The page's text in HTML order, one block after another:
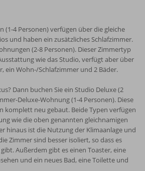
(1-4 Personen) verfügen über die gleiche
und haben ein zusätzliches Schlafzimmer.
(2-8 Personen). Dieser Zimmertyp
wie das Studio, verfügt aber über
ein Wohn-/Schlafzimmer und 2 Bäder.
Dann buchen Sie ein Studio Deluxe (2
Deluxe-Wohnung (1-4 Personen). Diese
komplett neu gebaut. Beide Typen verfügen
wie die oben genannten gleichnamigen
hinaus ist die Nutzung der Klimaanlage und
Zimmer sind besser isoliert, so dass es
Außerdem gibt es einen Toaster, eine
und ein neues Bad, eine Toilette und